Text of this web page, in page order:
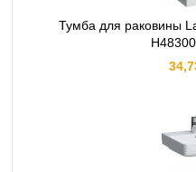
Тумба для раковины